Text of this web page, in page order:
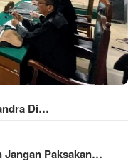
Di…
Jangan Paksakan…